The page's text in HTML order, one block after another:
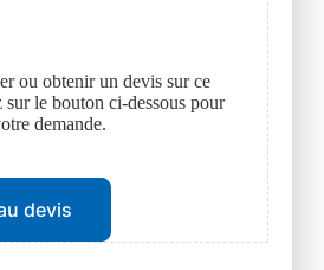
ou obtenir un devis sur ce
le bouton ci-dessous pour
demande.
devis